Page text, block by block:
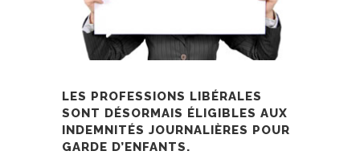
LES PROFESSIONS LIBÉRALES
SONT DÉSORMAIS ÉLIGIBLES AUX
INDEMNITÉS JOURNALIÈRES POUR
GARDE D’ENFANTS.